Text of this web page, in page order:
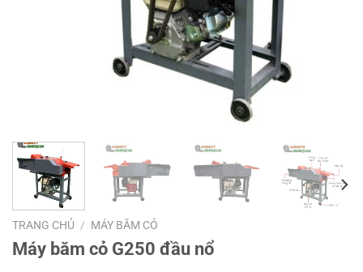
TRANG CHỦ / MÁY BĂM CỎ
Máy băm cỏ G250 đầu nổ